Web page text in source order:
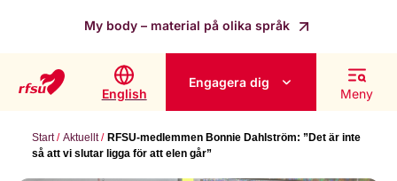
My body – material på olika språk
English
Engagera dig
Meny
Start Aktuellt
RFSU-medlemmen Bonnie Dahlström: ”Det är inte
så att vi slutar ligga för att elen går”